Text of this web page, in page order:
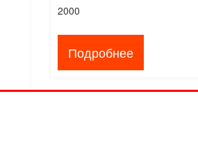
2000
Подробнее